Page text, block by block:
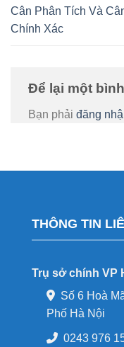
Cân Phân Tích Và
Chính Xác
Để lại một
Bạn phải đăng
THÔNG TIN
Trụ sở chính VP
Số 6 Hoà
Phố Hà Nội
0243 976